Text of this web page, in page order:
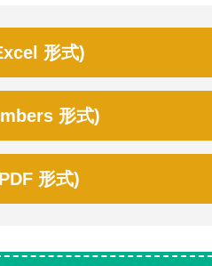
形式)
形式)
形式)